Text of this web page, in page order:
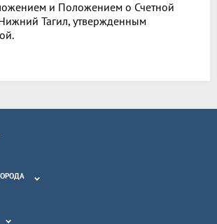
и Положением о Счетной
Тагил, утвержденным